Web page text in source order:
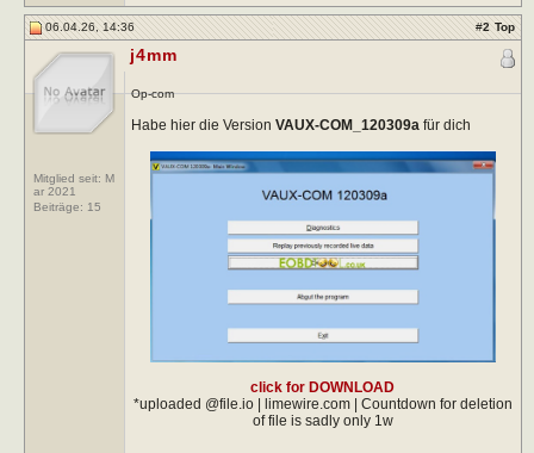
06.04.26, 14:36 #2 Top
Mitglied seit: M
ar 2021
Beiträge: 15
j4mm
Op-com
Habe hier die Version VAUX-COM_120309a für dich
click for DOWNLOAD
*uploaded @file.io | limewire.com | Countdown for deletion
of file is sadly only 1w